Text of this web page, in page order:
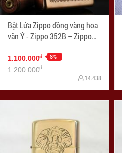
Bật Lửa Zippo đồng vàng hoa
văn Ý - Zippo 352B – Zippo
Venetian Brass
1.100.000đ -8%
1.200.000đ
14.438